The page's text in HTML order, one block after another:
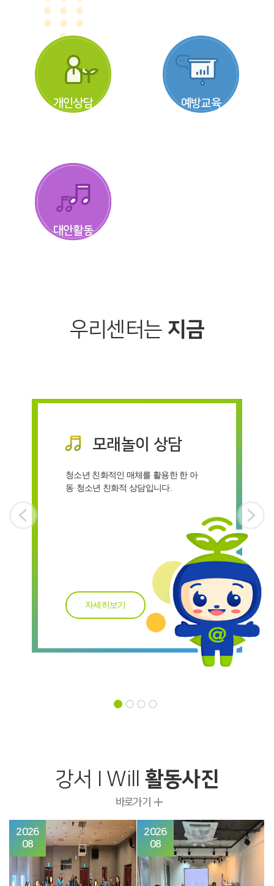
개인상담 예방교육
대안활동
우리센터는 지금
모래놀이 상담
청소년 친화적인 매체를 활용한 한 아
동·청소년 친화적 상담입니다.
자세히보기
강서 I Will 활동사진
바로가기
2026
08
2026
08